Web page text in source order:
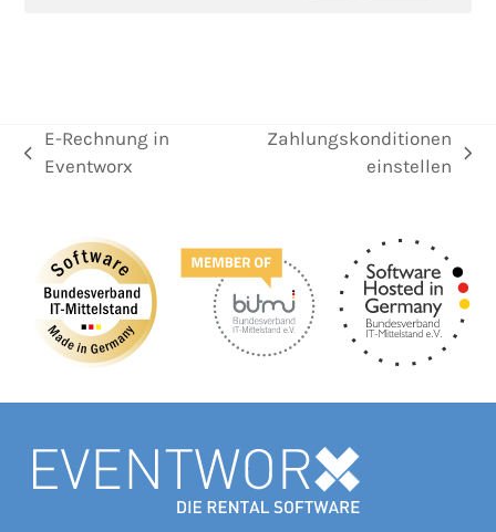
vorheriger
E-Rechnung in
Eventworx
Zahlungskonditionen
einstellen